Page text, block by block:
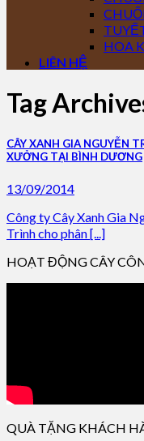
HOA
LIÊN HỆ
Tag
CÂY XANH GIA NGUYỄN
XƯỞNG TẠI BÌNH DƯƠNG
13/09/2014
Công ty Cây Xanh Gia
Trình cho phân [...]
HOẠT ĐỘNG CÂY
QUÀ TẶNG KHÁCH